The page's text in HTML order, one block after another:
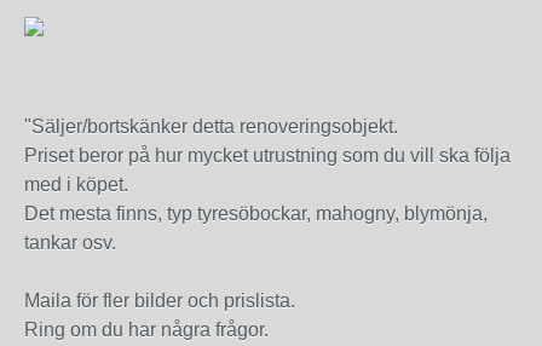
"Säljer/bortskänker detta renoveringsobjekt.
Priset beror på hur mycket utrustning som du vill ska följa
med i köpet.
Det mesta finns, typ tyresöbockar, mahogny, blymönja,
tankar osv.
Maila för fler bilder och prislista.
Ring om du har några frågor.